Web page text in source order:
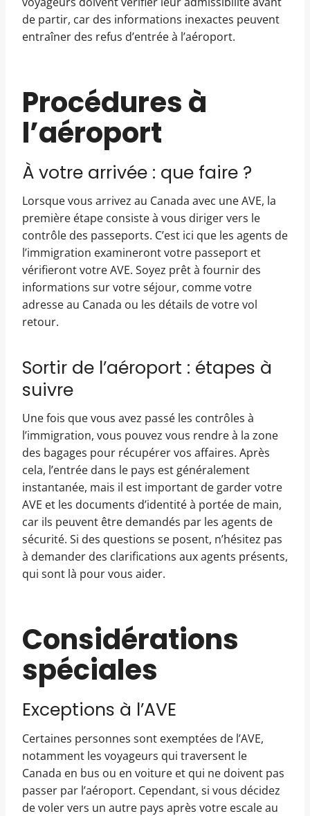
de partir, car des informations inexactes peuvent
entraîner des refus d’entrée à l’aéroport.
Procédures à
l’aéroport
À votre arrivée : que faire ?
Lorsque vous arrivez au Canada avec une AVE, la
première étape consiste à vous diriger vers le
contrôle des passeports. C’est ici que les agents de
l’immigration examineront votre passeport et
vérifieront votre AVE. Soyez prêt à fournir des
informations sur votre séjour, comme votre
adresse au Canada ou les détails de votre vol
retour.
Sortir de l’aéroport : étapes à
suivre
Une fois que vous avez passé les contrôles à
l’immigration, vous pouvez vous rendre à la zone
des bagages pour récupérer vos affaires. Après
cela, l’entrée dans le pays est généralement
instantanée, mais il est important de garder votre
AVE et les documents d’identité à portée de main,
car ils peuvent être demandés par les agents de
sécurité. Si des questions se posent, n’hésitez pas
à demander des clarifications aux agents présents,
qui sont là pour vous aider.
Considérations
spéciales
Exceptions à l’AVE
Certaines personnes sont exemptées de l’AVE,
notamment les voyageurs qui traversent le
Canada en bus ou en voiture et qui ne doivent pas
passer par l’aéroport. Cependant, si vous décidez
de voler vers un autre pays après votre escale au